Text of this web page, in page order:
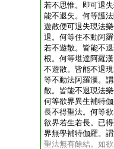
若不思惟。即可退
能不退失。何等護
遊散便可退失現法
退。何等住不動阿
若不遊散。皆能不
根。何等堪達阿羅
不遊散。皆能不退
等不動法阿羅漢。
散。皆能不退現法
何等欲界異生補特
長不得聖法。何等
欲界若生若長。已
界無學補特伽羅。
聖法無有餘結。如